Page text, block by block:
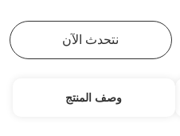
نتحدث الآن
وصف المنتج